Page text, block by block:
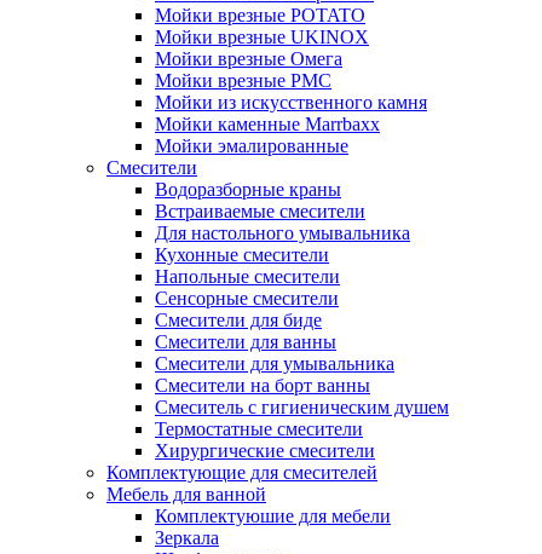
Мойки врезные POTATO
Мойки врезные UKINOX
Мойки врезные Омега
Мойки врезные РМС
Мойки из искусственного камня
Мойки каменные Marrbaxx
Мойки эмалированные
Смесители
Водоразборные краны
Встраиваемые смесители
Для настольного умывальника
Кухонные смесители
Напольные смесители
Сенсорные смесители
Смесители для биде
Смесители для ванны
Смесители для умывальника
Смесители на борт ванны
Смеситель с гигиеническим душем
Термостатные смесители
Хирургические смесители
Комплектующие для смесителей
Мебель для ванной
Комплектуюшие для мебели
Зеркала